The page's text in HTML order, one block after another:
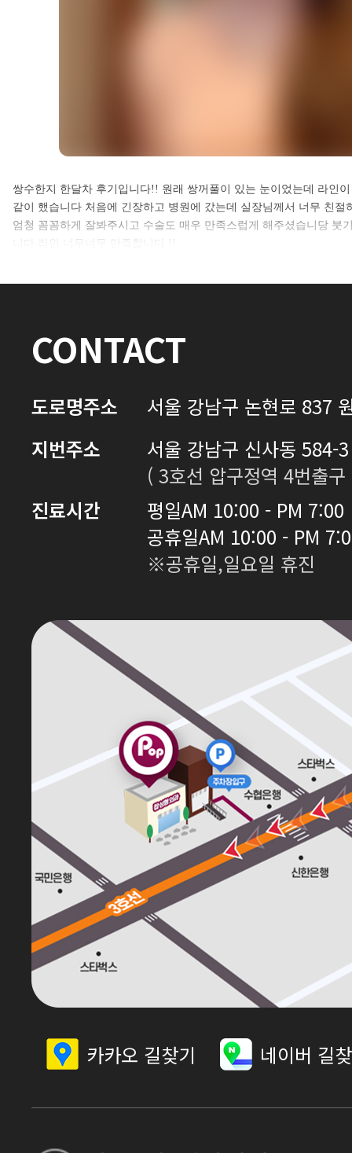
셀카후기 전체 내용은
로그인 후 확인하실 수 있습니다.
로그인하기
쌍수한지 한달차 후기입니다!! 원래 쌍꺼풀이 있는 눈이었는데 라인
같이 했습니다 처음에 긴장하고 병원에 갔는데 실장님께서 너무 친
엄청 꼼꼼하게 잘봐주시고 수술도 매우 만족스럽게 해주셨습니당 붓
니다 라인 너무너무 만족합니다 !!
CONTACT
도로명주소
서울 강남구 논현로 837
지번주소
서울 강남구 신사동 584-
( 3호선 압구정역 4번출
진료시간
평일AM 10:00 - PM 7:00
공휴일AM 10:00 - PM
※공휴일,일요일 휴진
카카오 길찾기 네이버 길